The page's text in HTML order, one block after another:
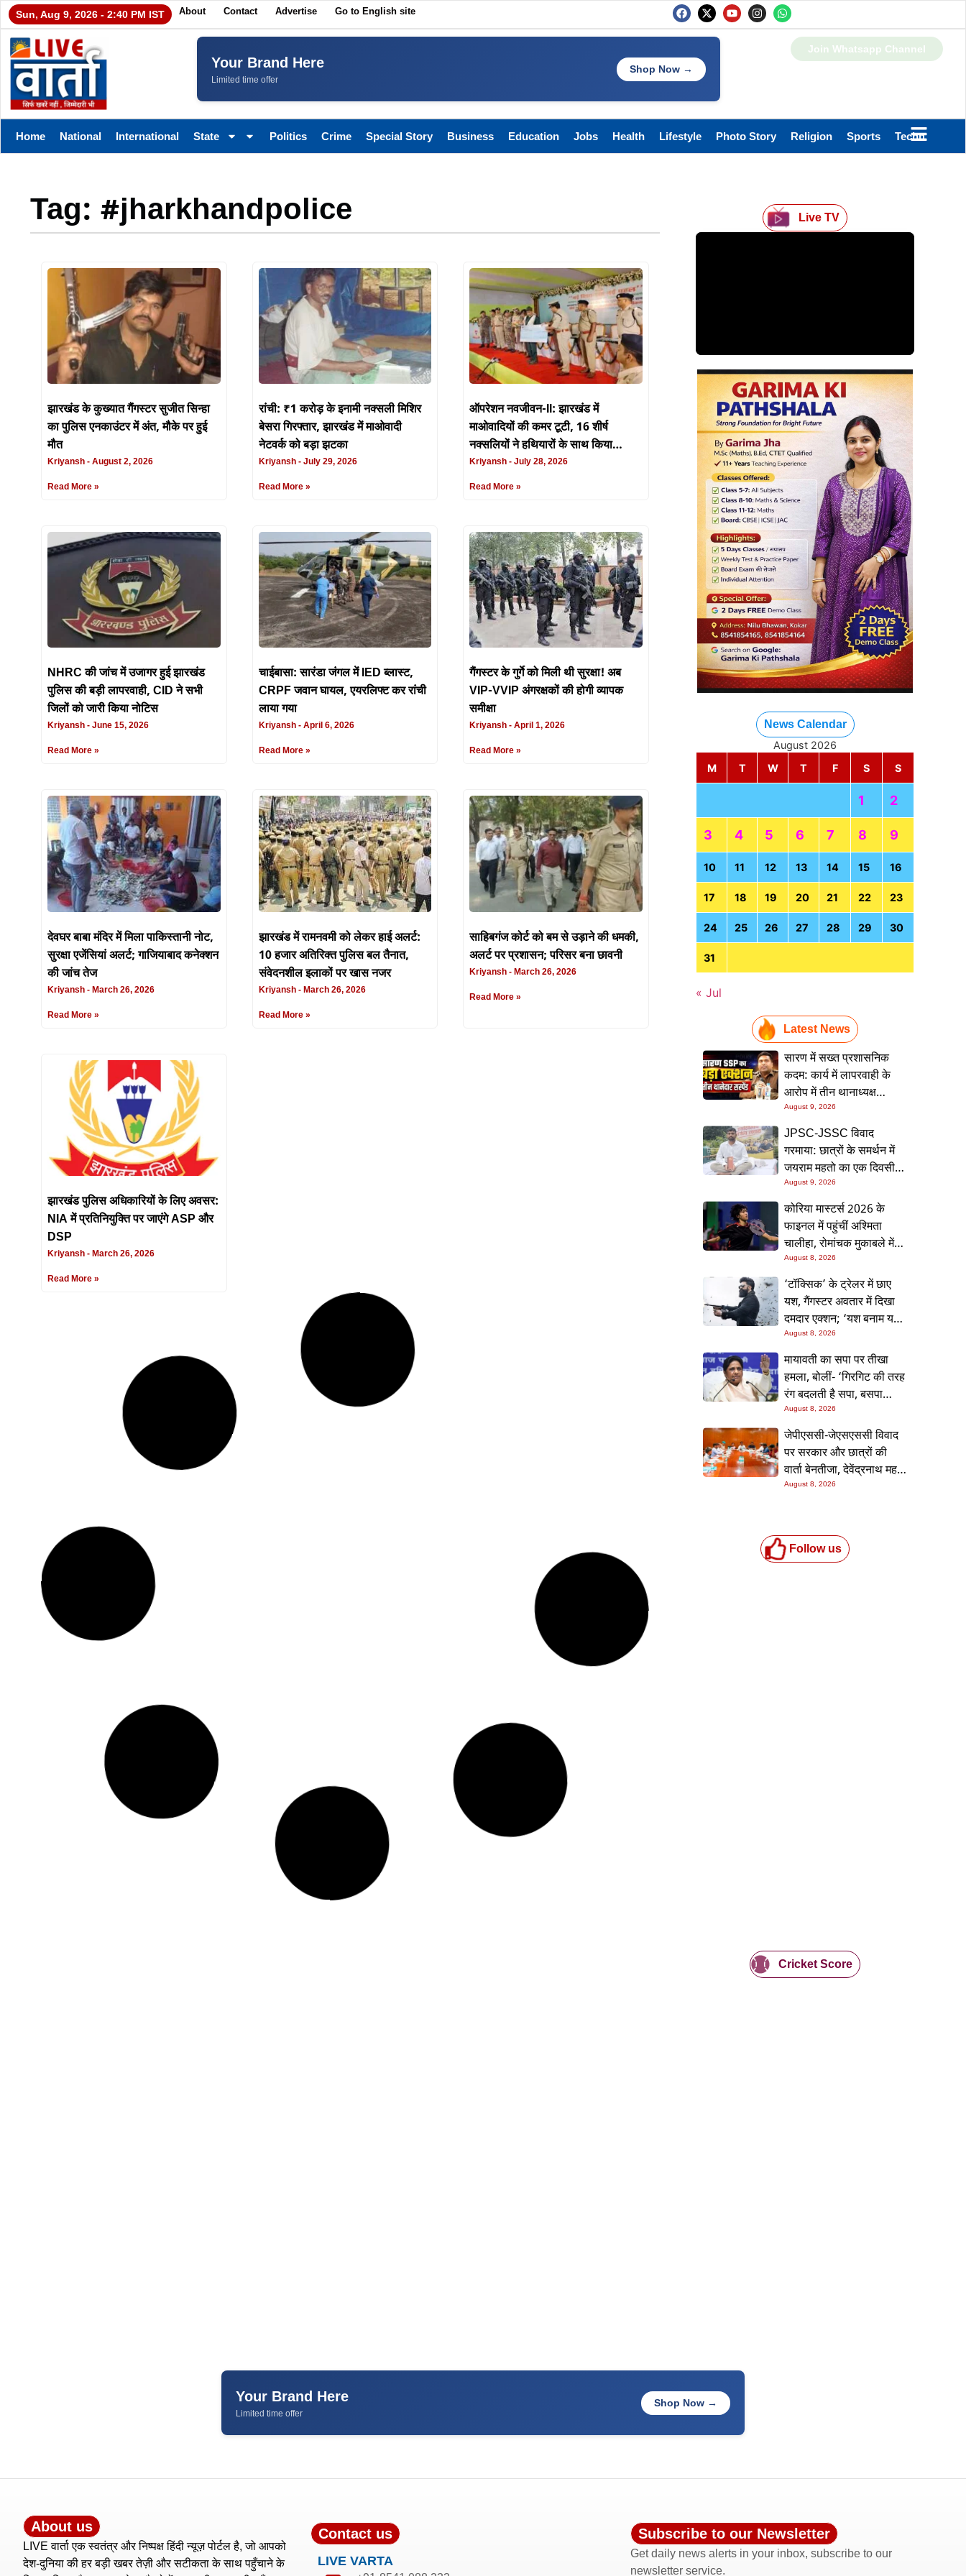
Sun, Aug 9, 2026 - 2:40 PM IST About Contact Advertise Go to English site
Your Brand Here
Limited time offer
Shop Now →
Join Whatsapp Channel
Home National International State Politics Crime Special Story Business Education Jobs Health Lifestyle Photo Story Religion Sports Technology
Tag: #jharkhandpolice
झारखंड के कुख्यात गैंगस्टर सुजीत सिन्हा
का पुलिस एनकाउंटर में अंत, मौके पर हुई
मौत
Kriyansh August 2, 2026
Read More »
रांची: ₹1 करोड़ के इनामी नक्सली मिशिर
बेसरा गिरफ्तार, झारखंड में माओवादी
नेटवर्क को बड़ा झटका
Kriyansh July 29, 2026
Read More »
ऑपरेशन नवजीवन-II: झारखंड में
माओवादियों की कमर टूटी, 16 शीर्ष
नक्सलियों ने हथियारों के साथ किया
आत्मसमर्पण
Kriyansh July 28, 2026
Read More »
NHRC की जांच में उजागर हुई झारखंड
पुलिस की बड़ी लापरवाही, CID ने सभी
जिलों को जारी किया नोटिस
Kriyansh June 15, 2026
Read More »
चाईबासा: सारंडा जंगल में IED ब्लास्ट,
CRPF जवान घायल, एयरलिफ्ट कर रांची
लाया गया
Kriyansh April 6, 2026
Read More »
गैंगस्टर के गुर्गे को मिली थी सुरक्षा! अब
VIP-VVIP अंगरक्षकों की होगी व्यापक
समीक्षा
Kriyansh April 1, 2026
Read More »
देवघर बाबा मंदिर में मिला पाकिस्तानी नोट,
सुरक्षा एजेंसियां अलर्ट; गाजियाबाद कनेक्शन
की जांच तेज
Kriyansh March 26, 2026
Read More »
झारखंड में रामनवमी को लेकर हाई अलर्ट:
10 हजार अतिरिक्त पुलिस बल तैनात,
संवेदनशील इलाकों पर खास नजर
Kriyansh March 26, 2026
Read More »
साहिबगंज कोर्ट को बम से उड़ाने की धमकी,
अलर्ट पर प्रशासन; परिसर बना छावनी
Kriyansh March 26, 2026
Read More »
झारखंड पुलिस अधिकारियों के लिए अवसर:
NIA में प्रतिनियुक्ति पर जाएंगे ASP और
DSP
Kriyansh March 26, 2026
Read More »
Jharkhand Bandh 2025: माओवादी
Read More »
झारखंड स्थापना दिवस 2024: 40 पुलिस
अधिकारी व जवान होंगे सम्मानित, वीरता
और सेवा के लिए पदक की घोषणा
July 16, 2025
झारखंड पुलिस की खरीद में बड़ा घोटाला,
10 लाख की एक्स-रे मशीन 24 लाख में
June 6, 2025
Read More »
चाईबासा: ओडिशा से लूटे गए ढाई टन
विस्फोटक सारंडा जंगल से बरामद, सुरक्षा
Live TV
News Calendar
August 2026
M
T W T F S S
1 2
3 4 5 6 7 8 9
10 11 12 13 14 15 16
17 18 19 20 21 22 23
24 25 26 27 28 29 30
31
« Jul
Latest News
सारण में सख्त प्रशासनिक
कदम: कार्य में लापरवाही के
आरोप में तीन थानाध्यक्ष
सस्पेंड, पुलिस महकमे में मचा
हड़कंप
August 9, 2026
JPSC-JSSC विवाद
गरमाया: छात्रों के समर्थन में
जयराम महतो का एक दिवसीय
निर्जला अनशन, सरकार पर
बढ़ा दबाव
August 9, 2026
कोरिया मास्टर्स 2026 के
फाइनल में पहुंचीं अश्मिता
चालीहा, रोमांचक मुकाबले में
रक्षिता रामराज को 21-13,
16-21, 21-13 से हराया
August 8, 2026
‘टॉक्सिक’ के ट्रेलर में छाए
यश, गैंगस्टर अवतार में दिखा
दमदार एक्शन; ‘यश बनाम यश’
की भिड़ंत ने बढ़ाई उत्सुकता
August 8, 2026
मायावती का सपा पर तीखा
हमला, बोलीं- ‘गिरगिट की तरह
रंग बदलती है सपा, बसपा
सर्वसमाज हितैषी
अम्बेडकरवादी पार्टी’
August 8, 2026
जेपीएससी-जेएसएससी विवाद
पर सरकार और छात्रों की
वार्ता बेनतीजा, देवेंद्रनाथ महतो
की भूख हड़ताल और छात्रों का
August 8, 2026
Follow us
Cricket Score